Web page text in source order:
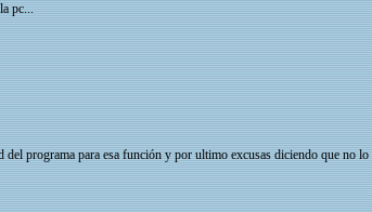
pc...
programa para esa función y por ultimo excusas diciendo que no lo